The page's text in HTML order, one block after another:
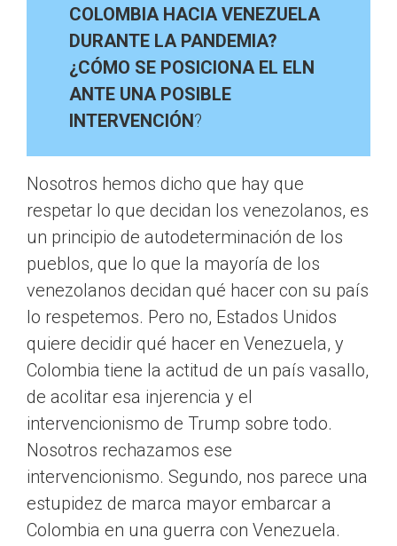
COLOMBIA HACIA VENEZUELA
DURANTE LA PANDEMIA?
¿CÓMO SE POSICIONA EL ELN
ANTE UNA POSIBLE
INTERVENCIÓN?
Nosotros hemos dicho que hay que
respetar lo que decidan los venezolanos, es
un principio de autodeterminación de los
pueblos, que lo que la mayoría de los
venezolanos decidan qué hacer con su país
lo respetemos. Pero no, Estados Unidos
quiere decidir qué hacer en Venezuela, y
Colombia tiene la actitud de un país vasallo,
de acolitar esa injerencia y el
intervencionismo de Trump sobre todo.
Nosotros rechazamos ese
intervencionismo. Segundo, nos parece una
estupidez de marca mayor embarcar a
Colombia en una guerra con Venezuela.